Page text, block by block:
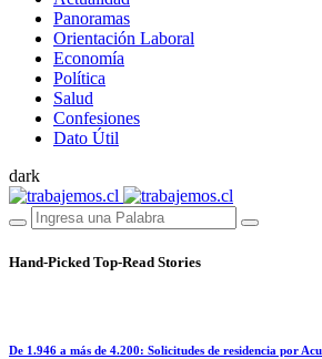
Panoramas
Orientación Laboral
Economía
Política
Salud
Confesiones
Dato Útil
dark
Hand-Picked Top-Read Stories
De 1.946 a más de 4.200: Solicitudes de residencia por